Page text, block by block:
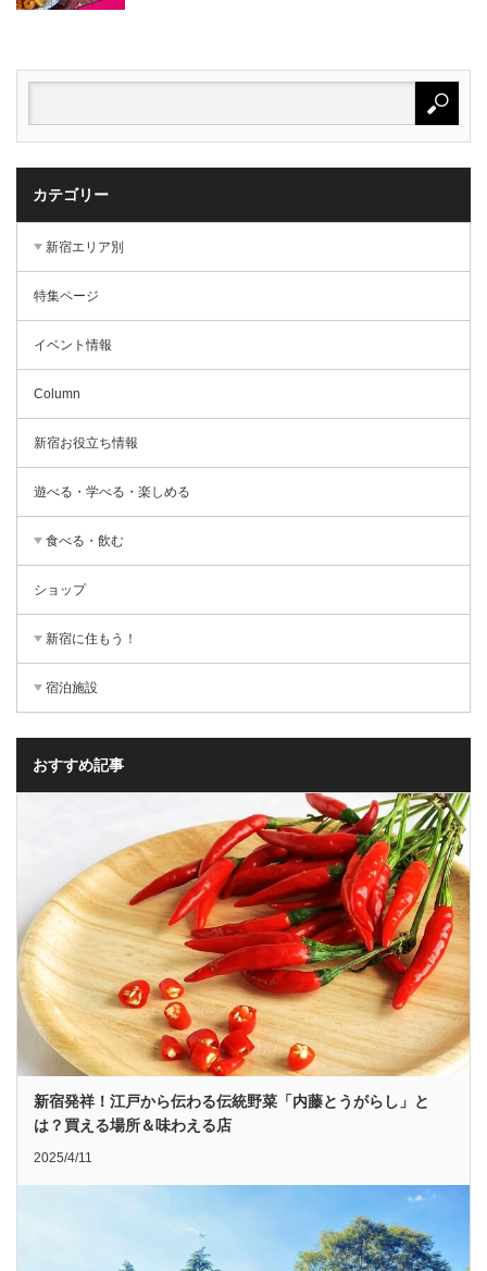
カテゴリー
新宿エリア別
特集ページ
イベント情報
Column
新宿お役立ち情報
遊べる・学べる・楽しめる
食べる・飲む
ショップ
新宿に住もう！
宿泊施設
おすすめ記事
新宿発祥！江戸から伝わる伝統野菜「内藤とうがらし」と
は？買える場所＆味わえる店
2025/4/11